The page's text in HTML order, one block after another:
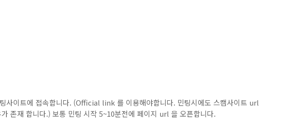
사이트에 접속합니다. (Official link 를 이용해야합니다. 민팅시에도 스캠사이트 url
존재 합니다.) 보통 민팅 시작 5~10분전에 페이지 url 을 오픈합니다.